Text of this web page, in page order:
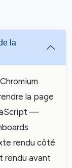
la
la page
—
rendu côté
avant